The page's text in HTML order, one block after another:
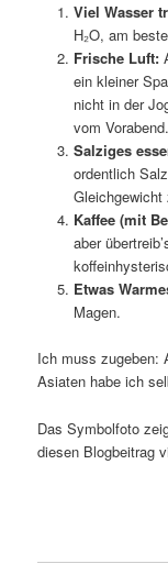
Viel Wasser
H₂O, am
Frische Luft:
ein kleiner
nicht in der
vom Vorabend.
Salziges
ordentlich
Gleichgewicht
Kaffee (mit
aber
Etwas
Magen.
Ich muss zugeben:
Asiaten habe ich
Das Symbolfoto
diesen Blogbeitrag